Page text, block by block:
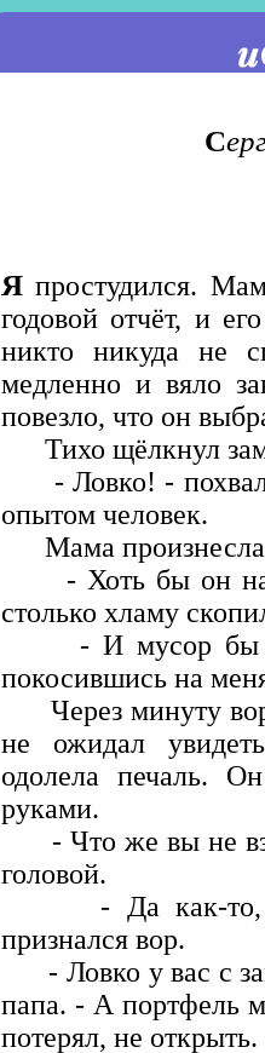
С
Я простудился.
годовой отчёт, и
никто никуда не
медленно и вяло
повезло, что он
Тихо щёлкнул
- Ловко! -
опытом человек.
Мама
- Хоть бы он на
столько хламу
- И мусор бы
покосившись на
Через минуту вор
не ожидал
одолела печаль.
руками.
- Что же вы не
головой.
- Да как-то,
признался вор.
- Ловко у вас с
папа. - А портфель
потерял, не открыть.